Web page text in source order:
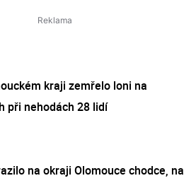
kraji zemřelo loni na
při nehodách 28 lidí
na okraji Olomouce chodce, na